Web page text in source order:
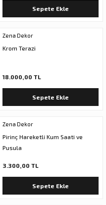
Sepete Ekle
Zena Dekor
Krom Terazi
18.000,00 TL
Sepete Ekle
Zena Dekor
Pirinç Hareketli Kum Saati ve
Pusula
3.300,00 TL
Sepete Ekle